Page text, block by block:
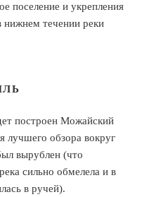
поселение и укрепления
нижнем течении реки
построен Можайский
обзора вокруг
вырублен (что
сильно обмелела и в
в ручей).